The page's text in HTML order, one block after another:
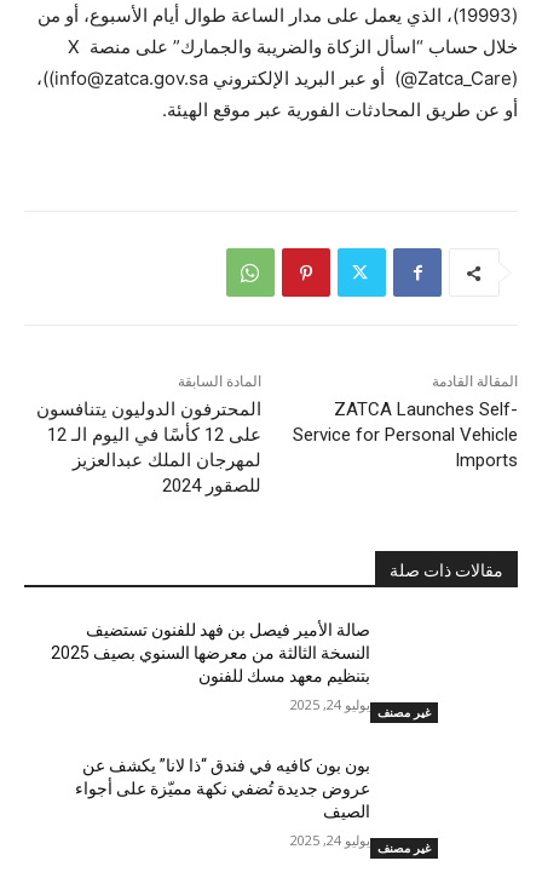
(19993)، الذي يعمل على مدار الساعة طوال أيام الأسبوع، أو من
خلال حساب “اسأل الزكاة والضريبة والجمارك” على منصة X
(@Zatca_Care) أو عبر البريد الإلكتروني info@zatca.gov.sa))،
أو عن طريق المحادثات الفورية عبر موقع الهيئة.
المادة السابقة
المحترفون الدوليون يتنافسون
على 12 كأسًا في اليوم الـ 12
لمهرجان الملك عبدالعزيز
للصقور 2024
المقالة القادمة
ZATCA Launches Self-
Service for Personal Vehicle
Imports
مقالات ذات صلة
غير مصنف
صالة الأمير فيصل بن فهد للفنون تستضيف
النسخة الثالثة من معرضها السنوي بصيف 2025
بتنظيم معهد مسك للفنون
يوليو 24, 2025
غير مصنف
بون بون كافيه في فندق “ذا لانا” يكشف عن
عروض جديدة تُضفي نكهة مميّزة على أجواء
الصيف
يوليو 24, 2025